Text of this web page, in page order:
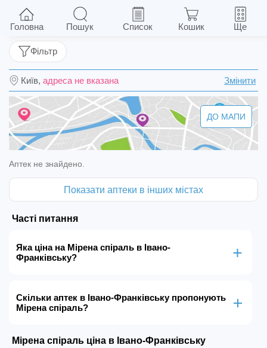
Мірена спіраль
Київ, адреса не вказана Змінити
Фільтр
ДО МАПИ
Аптек не знайдено.
Показати аптеки в інших містах
Часті питання
Яка ціна на Мірена спіраль в Івано-
Франківську?
Скільки аптек в Івано-Франківську пропонують
Мірена спіраль?
Мірена спіраль ціна в Івано-Франківську
Головна Пошук Список Кошик Ще